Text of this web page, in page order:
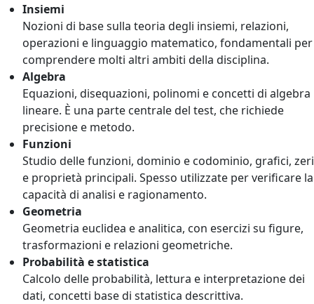
Insiemi
Nozioni di base sulla teoria degli insiemi, relazioni,
operazioni e linguaggio matematico, fondamentali per
comprendere molti altri ambiti della disciplina.
Algebra
Equazioni, disequazioni, polinomi e concetti di algebra
lineare. È una parte centrale del test, che richiede
precisione e metodo.
Funzioni
Studio delle funzioni, dominio e codominio, grafici, zeri
e proprietà principali. Spesso utilizzate per verificare la
capacità di analisi e ragionamento.
Geometria
Geometria euclidea e analitica, con esercizi su figure,
trasformazioni e relazioni geometriche.
Probabilità e statistica
Calcolo delle probabilità, lettura e interpretazione dei
dati, concetti base di statistica descrittiva.